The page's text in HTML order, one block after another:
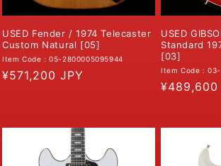
USED Fender / 1974 Telecaster
Custom Natural [05]
Item Code : 05-2800005095944
通
¥571,200 JPY
USED
Standard
[03]
Item Code :
通
¥489,600